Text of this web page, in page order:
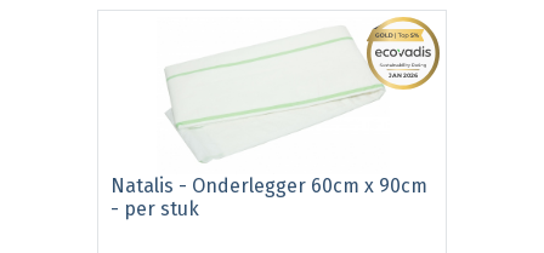
Natalis - Onderlegger 60cm x 90cm
- per stuk